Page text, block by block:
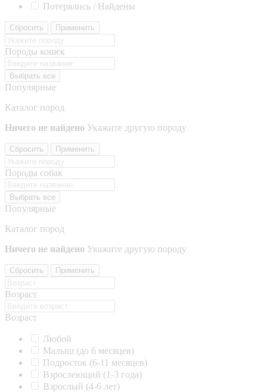
Потерялись / Найдены
Сбросить Применить
Породы кошек
Выбрать все
Популярные
Каталог пород
Ничего не найдено Укажите другую породу
Сбросить Применить
Породы собак
Выбрать все
Популярные
Каталог пород
Ничего не найдено Укажите другую породу
Сбросить Применить
Возраст
Возраст
Любой
Малыш (до 6 месяцев)
Подросток (6-11 месяцев)
Взрослеющий (1-3 года)
Взрослый (4-6 лет)